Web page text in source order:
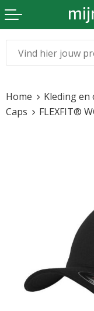
Kleding &
Beurs en
Bloemen en
Horeca
Sinterklaas
Home Kleding en
Caps
FLEXFIT®